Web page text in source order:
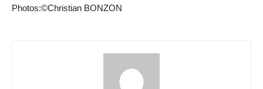
Photos:©Christian BONZON